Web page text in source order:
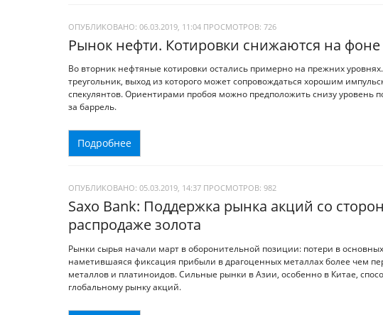
ОПУБЛИКОВАНО: 06.03.2019, 11:04 ПРОСМОТРОВ: 726
Рынок нефти. Котировки снижаются на
Во вторник нефтяные котировки остались примерно на прежних
треугольник, выход из которого может сопровождаться хорошим
спекулянтов. Ориентирами пробоя можно предположить снизу уровень
за баррель.
Подробнее
ОПУБЛИКОВАНО: 05.03.2019, 14:37 ПРОСМОТРОВ: 982
Saxo Bank: Поддержка рынка акций со
распродаже золота
Рынки сырья начали март в оборонительной позиции: потери в
наметившаяся фиксация прибыли в драгоценных металлах более чем
металлов и платиноидов. Сильные рынки в Азии, особенно в Китае,
глобальному рынку акций.